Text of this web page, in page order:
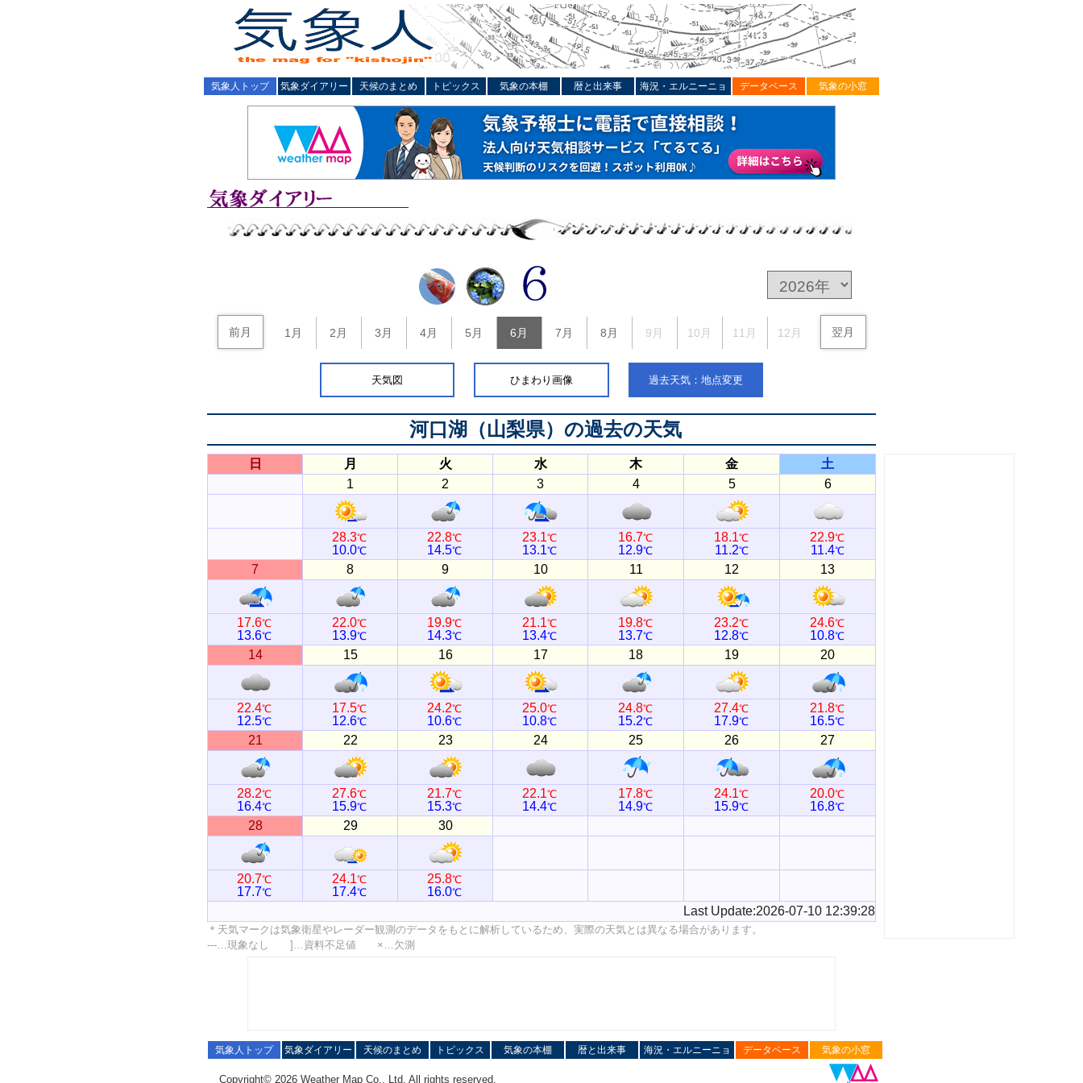
気象人トップ 気象ダイアリー 天候のまとめ トピックス 気象の本棚 暦と出来事 海況・エルニーニョ データベース 気象の小窓
前月 1月 2月 3月 4月 5月 6月 7月 8月 9月 10月 11月 12月 翌月
天気図 ひまわり画像 過去天気：地点変更
河口湖（山梨県） の過去の天気
日 月 火 水 木 金
土
1
2 3 4 5 6
28.3℃
10.0℃
22.8℃
14.5℃
23.1℃
13.1℃
16.7℃
12.9℃
18.1℃
11.2℃
22.9℃
11.4℃
7 8 9 10 11 12 13
17.6℃
13.6℃
22.0℃
13.9℃
19.9℃
14.3℃
21.1℃
13.4℃
19.8℃
13.7℃
23.2℃
12.8℃
24.6℃
10.8℃
14 15 16 17 18 19 20
22.4℃
12.5℃
17.5℃
12.6℃
24.2℃
10.6℃
25.0℃
10.8℃
24.8℃
15.2℃
27.4℃
17.9℃
21.8℃
16.5℃
21 22 23 24 25 26 27
28.2℃
16.4℃
27.6℃
15.9℃
21.7℃
15.3℃
22.1℃
14.4℃
17.8℃
14.9℃
24.1℃
15.9℃
20.0℃
16.8℃
28 29 30
20.7℃
17.7℃
24.1℃
17.4℃
25.8℃
16.0℃
Last Update:2026-07-10 12:39:28
＊天気マークは気象衛星やレーダー観測のデータをもとに解析しているため、実際の天気とは異なる場合があります。
---…現象なし ]…資料不足値 ×…欠測
気象人トップ 気象ダイアリー 天候のまとめ トピックス 気象の本棚 暦と出来事 海況・エルニーニョ データベース 気象の小窓
Copyright© 2026 Weather Map Co., Ltd. All rights reserved.